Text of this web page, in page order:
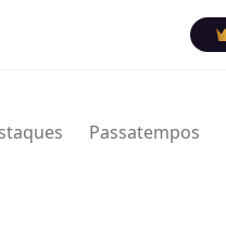
Passatempos